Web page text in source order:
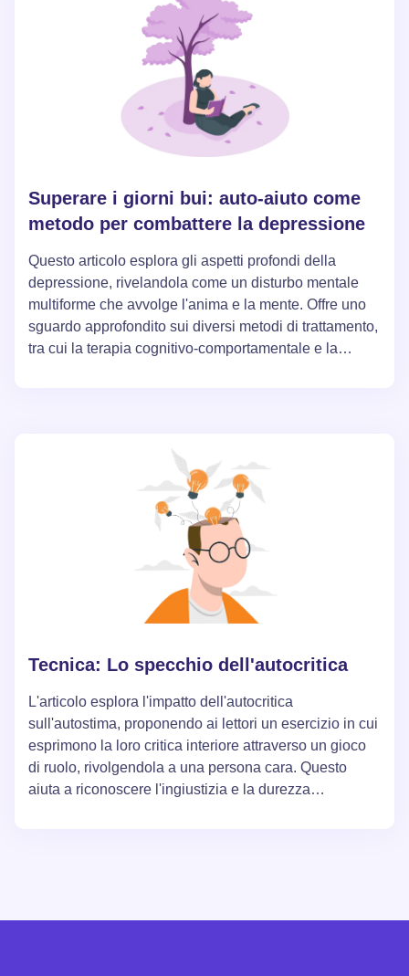
Superare i giorni bui: auto-aiuto come
metodo per combattere la depressione
Questo articolo esplora gli aspetti profondi della
depressione, rivelandola come un disturbo mentale
multiforme che avvolge l'anima e la mente. Offre uno
sguardo approfondito sui diversi metodi di trattamento,
tra cui la terapia cognitivo-comportamentale e la
Tecnica: Lo specchio dell'autocritica
L'articolo esplora l'impatto dell'autocritica
sull'autostima, proponendo ai lettori un esercizio in cui
esprimono la loro critica interiore attraverso un gioco
di ruolo, rivolgendola a una persona cara. Questo
aiuta a riconoscere l'ingiustizia e la durezza